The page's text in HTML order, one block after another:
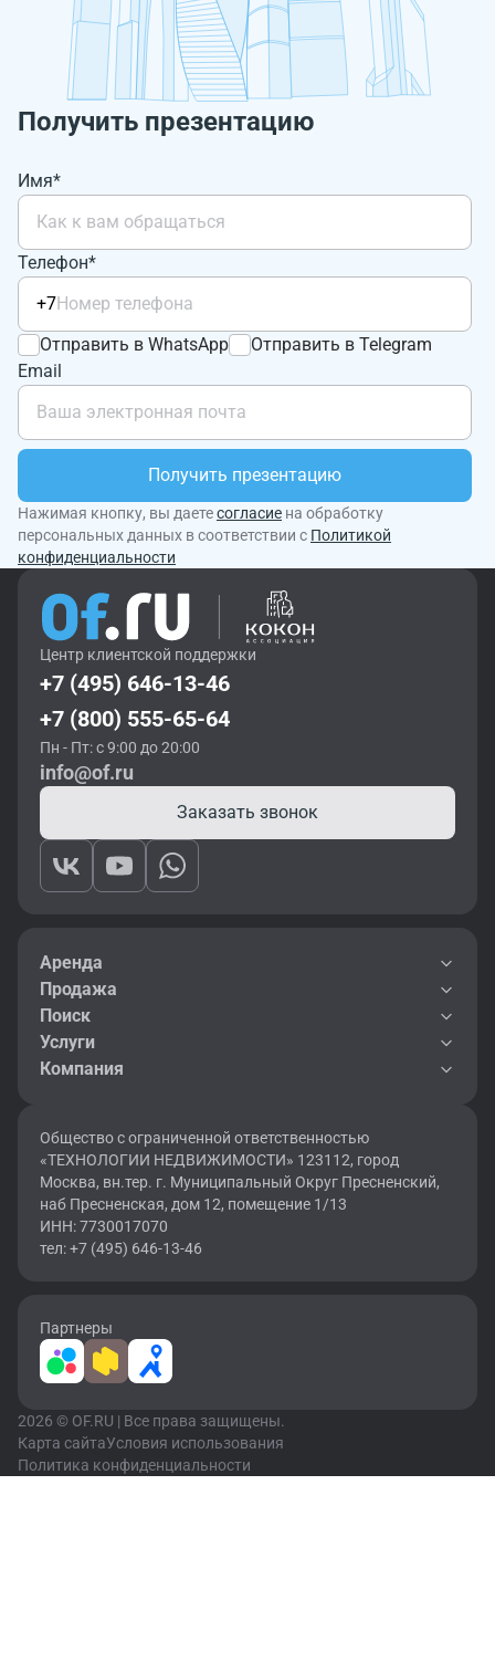
Получить презентацию
Имя*
Телефон*
+7
Отправить в WhatsApp
Отправить в Telegram
Email
Получить презентацию
Нажимая кнопку, вы даетесогласие на обработку
персональных данных в соответствии с Политикой
конфиденциальности
Центр клиентской поддержки
+7 (495) 646-13-46
+7 (800) 555-65-64
Пн - Пт: с 9:00 до 20:00
info@of.ru
Заказать звонок
Аренда
Продажа
Поиск
Услуги
Компания
Общество с ограниченной ответственностью
«ТЕХНОЛОГИИ НЕДВИЖИМОСТИ» 123112, город
Москва, вн.тер. г. Муниципальный Округ Пресненский,
наб Пресненская, дом 12, помещение 1/13
ИНН: 7730017070
тел: +7 (495) 646-13-46
Партнеры
2026 © OF.RU | Все права защищены.
Карта сайтаУсловия использования
Политика конфиденциальности